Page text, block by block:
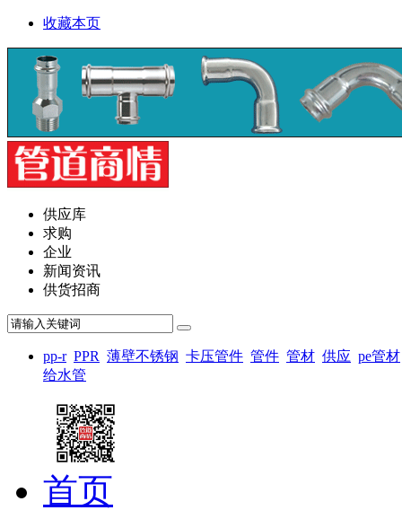
收藏本页
供应库
求购
企业
新闻资讯
供货招商
pp-r PPR 薄壁不锈钢 卡压管件 管件 管材 供应 pe管材
给水管
首页